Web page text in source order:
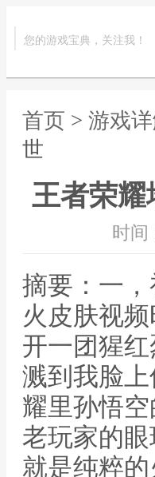
您的游戏宝典，关注我！
首页 > 游戏
世
王者荣耀
时间
摘要：一
火皮肤视
开一团猩
溅到我脸
耀里孙悟
老玩家的
就是纯粹